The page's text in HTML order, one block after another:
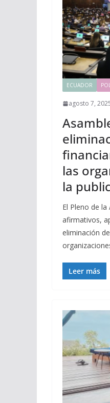
ECUADOR
agosto 7,
las
la
El Pleno de
afirmativos,
eliminación
Leer más